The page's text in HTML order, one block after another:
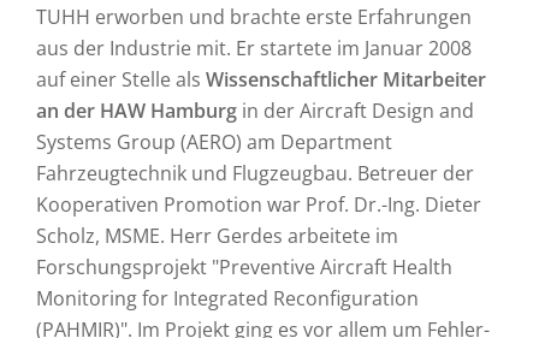
TUHH erworben und brachte erste Erfahrungen
aus der Industrie mit. Er startete im Januar 2008
auf einer Stelle als Wissenschaftlicher Mitarbeiter
an der HAW Hamburg in der Aircraft Design and
Systems Group (AERO) am Department
Fahrzeugtechnik und Flugzeugbau. Betreuer der
Kooperativen Promotion war Prof. Dr.-Ing. Dieter
Scholz, MSME. Herr Gerdes arbeitete im
Forschungsprojekt "Preventive Aircraft Health
Monitoring for Integrated Reconfiguration
(PAHMIR)". Im Projekt ging es vor allem um Fehler-